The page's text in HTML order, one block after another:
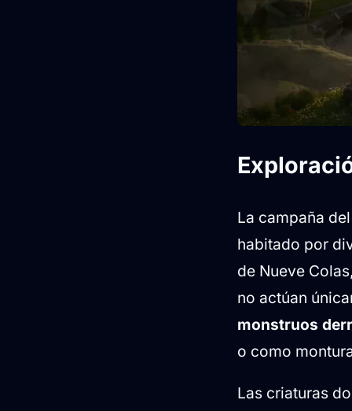
La campaña
habitado por
de Nueve
no actúan
monstruos
o como
Las criaturas